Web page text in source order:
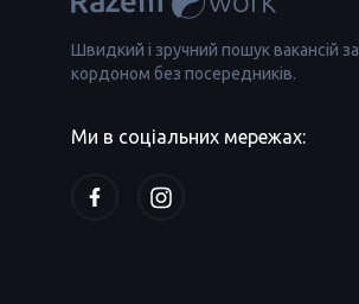
Швидкий і зручний пошук вакансій за
кордоном без посередників.
Ми в соціальних мережах: